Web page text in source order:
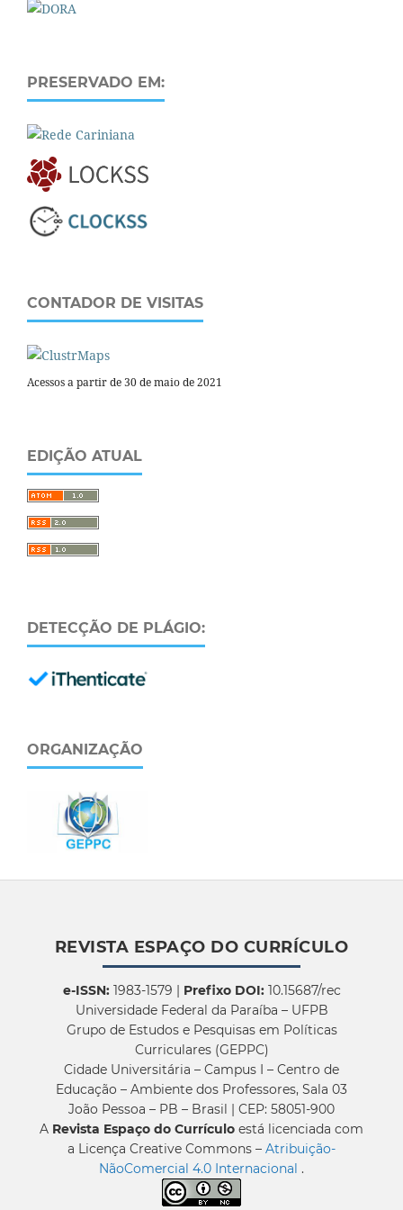
PRESERVADO EM:
CONTADOR DE VISITAS
Acessos a partir de 30 de maio de 2021
EDIÇÃO ATUAL
DETECÇÃO DE PLÁGIO:
ORGANIZAÇÃO
REVISTA ESPAÇO DO CURRÍCULO
e-ISSN:1983-1579 | Prefixo DOI:10.15687/rec
Universidade Federal da Paraíba – UFPB
Grupo de Estudos e Pesquisas em Políticas
Curriculares (GEPPC)
Cidade Universitária – Campus I – Centro de
Educação – Ambiente dos Professores, Sala 03
João Pessoa – PB – Brasil | CEP: 58051-900
A Revista Espaço do Currículo está licenciada com
a Licença Creative Commons – Atribuição-
NãoComercial 4.0 Internacional .